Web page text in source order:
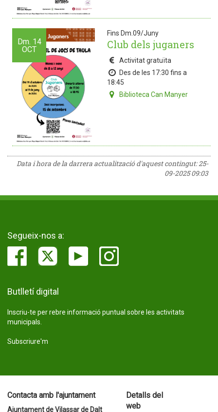
Dm. 14
OCT
Fins Dm.09/Juny
Club dels juganers
Activitat gratuïta
Des de les 17:30 fins a
18:45
Biblioteca Can Manyer
Data i hora de la darrera actualització d'aquest contingut:25-
09-2025 09:03
Segueix-nos a:
Butlletí digital
Inscriu-te per rebre informació puntual sobre les activitats
municipals.
Subscriure'm
Contacta amb l'ajuntament
Ajuntament de Vilassar de Dalt
Detalls del
web